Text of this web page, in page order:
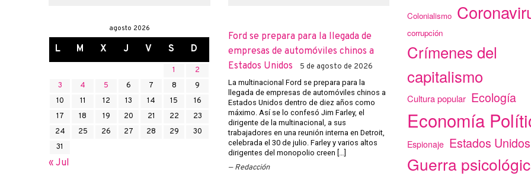
agosto 2026
L M X J V S D
1
2
3
4 5 6 7 8
9
10
11 12 13 14 15
16
17
18 19 20 21 22
23
24
25 26 27 28 29
30
31
« Jul
Ford se prepara para la llegada de
empresas de automóviles chinos a
Estados Unidos
5 de agosto de 2026
La multinacional Ford se prepara para la
llegada de empresas de automóviles chinos a
Estados Unidos dentro de diez años como
máximo. Así se lo confesó Jim Farley, el
dirigente de la multinacional, a sus
trabajadores en una reunión interna en Detroit,
celebrada el 30 de julio. Farley y varios altos
dirigentes del monopolio creen […]
Redacción
Colonialismo
corrupción
Crímenes del
capitalismo
Cultura popular Ecología
Economía
Espionaje Estados Unidos
Guerra